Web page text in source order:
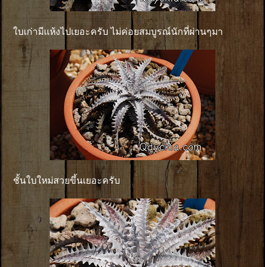
ใบเก่ามีแห้งไปเยอะครับ ไม่ค่อยสมบูรณ์นักที่ผ่านๆมา
ชั้นใบใหม่สวยขึ้นเยอะครับ